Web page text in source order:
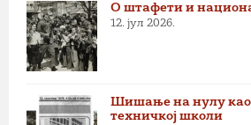
О штафети и
12. јул 2026.
Шишање на нулу као
техничкој школи